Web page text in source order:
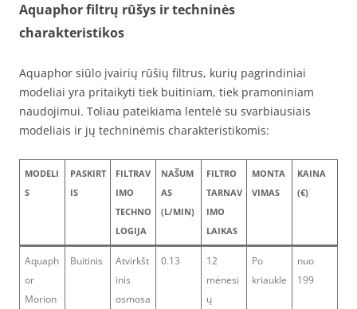
Aquaphor filtrų rūšys ir techninės
charakteristikos
Aquaphor siūlo įvairių rūšių filtrus, kurių pagrindiniai
modeliai yra pritaikyti tiek buitiniam, tiek pramoniniam
naudojimui. Toliau pateikiama lentelė su svarbiausiais
modeliais ir jų techninėmis charakteristikomis:
MODELI
S
PASKIRT
IS
FILTRAV
IMO
TECHNO
LOGIJA
NAŠUM
AS
(L/MIN)
FILTRO
TARNAV
IMO
LAIKAS
MONTA
VIMAS
KAINA
(€)
Aquaph
or
Morion
Buitinis
Atvirkšt
inis
osmosa
0.13
12
mėnesi
ų
Po
kriaukle
nuo
199